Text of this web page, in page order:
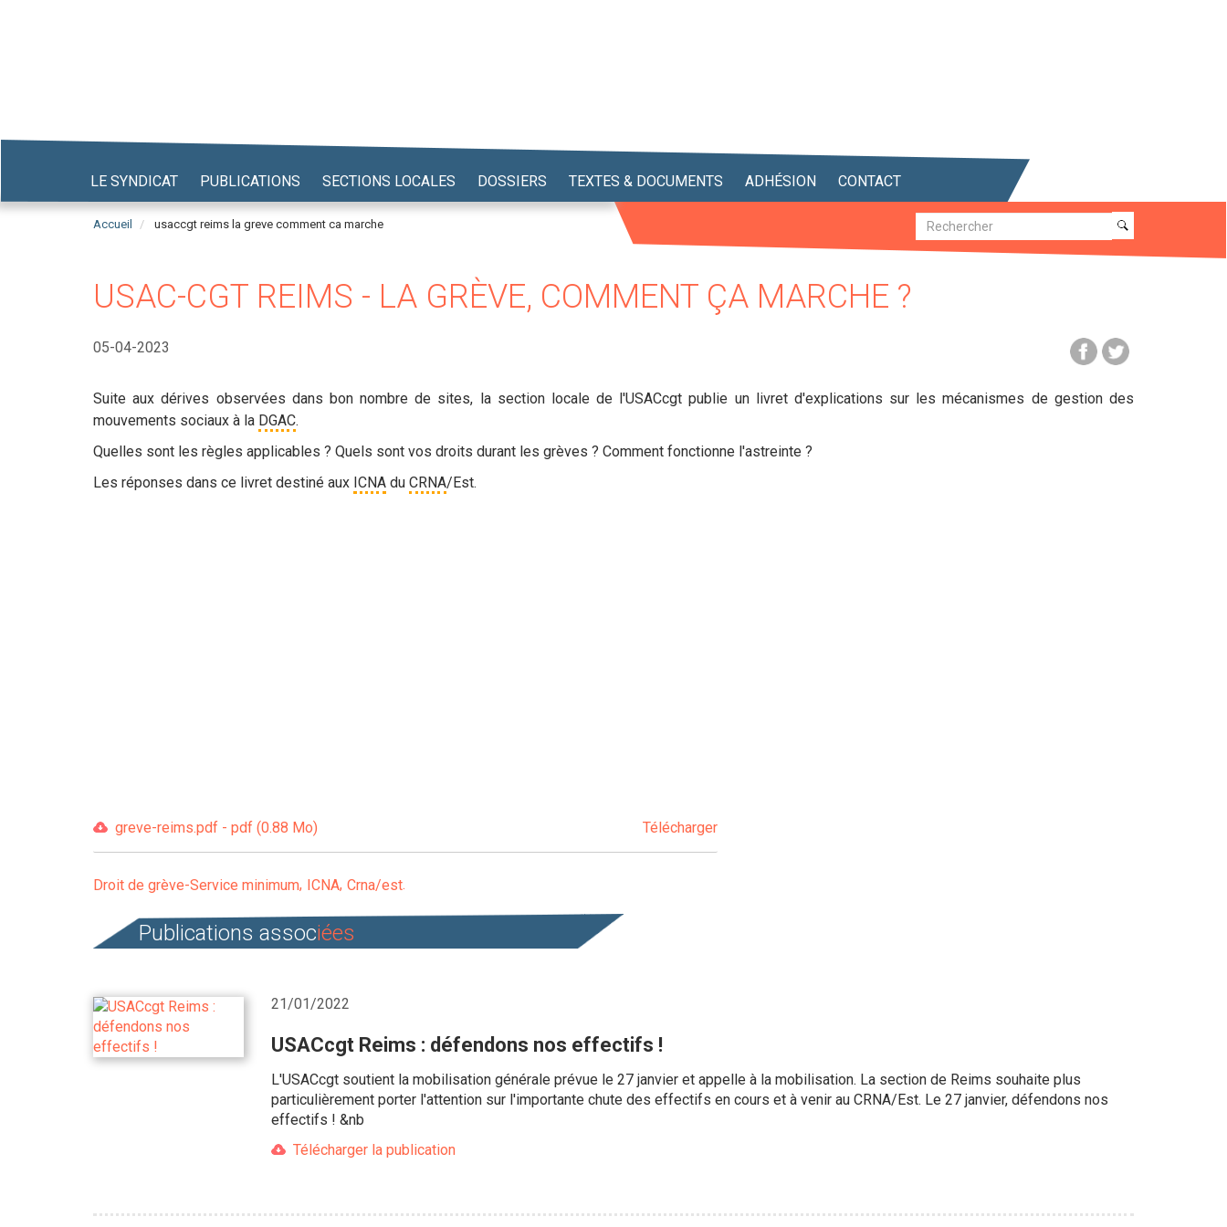
LE SYNDICAT PUBLICATIONS SECTIONS LOCALES DOSSIERS TEXTES & DOCUMENTS ADHÉSION CONTACT
Accueil usaccgt reims la greve comment ca marche Recherche
Recherche
USAC-CGT REIMS - LA GRÈVE, COMMENT ÇA MARCHE ?
05-04-2023
Suite aux dérives observées dans bon nombre de sites, la section locale de l'USACcgt publie un livret d'explications sur les mécanismes de gestion des
mouvements sociaux à la DGAC.
Quelles sont les règles applicables ? Quels sont vos droits durant les grèves ? Comment fonctionne l'astreinte ?
Les réponses dans ce livret destiné aux ICNA du CRNA/Est.
greve-reims.pdf - pdf (0.88 Mo) Télécharger
Droit de grève-Service minimum ICNA Crna/est
Publications associées
21/01/2022
USACcgt Reims : défendons nos effectifs !
L'USACcgt soutient la mobilisation générale prévue le 27 janvier et appelle à la mobilisation. La section de Reims souhaite plus
particulièrement porter l'attention sur l'importante chute des effectifs en cours et à venir au CRNA/Est. Le 27 janvier, défendons nos
effectifs ! &nb
Télécharger la publication